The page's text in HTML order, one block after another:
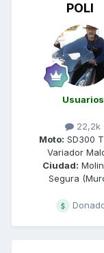
POLI
Usuarios
22,2k
Moto: SD300
Variador
Ciudad:
Segura